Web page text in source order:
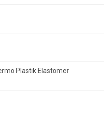
Plastik Elastomer